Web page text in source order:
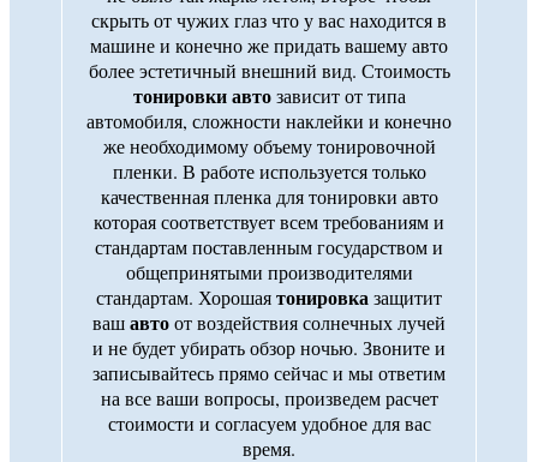
скрыть от чужих глаз что у вас находится в
машине и конечно же придать вашему авто
более эстетичный внешний вид. Стоимость
тонировки автозависит от типа
автомобиля, сложности наклейки и конечно
же необходимому объему тонировочной
пленки. В работе используется только
качественная пленка для тонировки авто
которая соответствует всем требованиям и
стандартам поставленным государством и
общепринятыми производителями
стандартам. Хорошаятонировказащитит
вашавтоот воздействия солнечных лучей
и не будет убирать обзор ночью. Звоните и
записывайтесь прямо сейчас и мы ответим
на все ваши вопросы, произведем расчет
стоимости и согласуем удобное для вас
время.